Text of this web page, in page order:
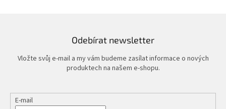
Odebírat newsletter
Vložte svůj e-mail a my vám budeme zasílat informace o nových
produktech na našem e-shopu.
E-mail